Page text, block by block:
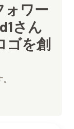
ォワー
さん
ゴを創